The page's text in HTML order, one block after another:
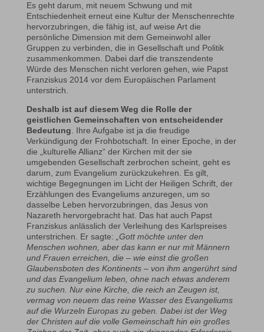
Es geht darum, mit neuem Schwung und mit
Entschiedenheit erneut eine Kultur der Menschenrechte
hervorzubringen, die fähig ist, auf weise Art die
persönliche Dimension mit dem Gemeinwohl aller
Gruppen zu verbinden, die in Gesellschaft und Politik
zusammenkommen. Dabei darf die transzendente
Würde des Menschen nicht verloren gehen, wie Papst
Franziskus 2014 vor dem Europäischen Parlament
unterstrich.
Deshalb ist auf diesem Weg die Rolle der
geistlichen Gemeinschaften von entscheidender
Bedeutung. Ihre Aufgabe ist ja die freudige
Verkündigung der Frohbotschaft. In einer Epoche, in der
die „kulturelle Allianz“ der Kirchen mit der sie
umgebenden Gesellschaft zerbrochen scheint, geht es
darum, zum Evangelium zurückzukehren. Es gilt,
wichtige Begegnungen im Licht der Heiligen Schrift, der
Erzählungen des Evangeliums anzuregen, um so
dasselbe Leben hervorzubringen, das Jesus von
Nazareth hervorgebracht hat. Das hat auch Papst
Franziskus anlässlich der Verleihung des Karlspreises
unterstrichen. Er sagte: „Gott möchte unter den
Menschen wohnen, aber das kann er nur mit Männern
und Frauen erreichen, die – wie einst die großen
Glaubensboten des Kontinents – von ihm angerührt sind
und das Evangelium leben, ohne nach etwas anderem
zu suchen. Nur eine Kirche, die reich an Zeugen ist,
vermag von neuem das reine Wasser des Evangeliums
auf die Wurzeln Europas zu geben. Dabei ist der Weg
der Christen auf die volle Gemeinschaft hin ein großes